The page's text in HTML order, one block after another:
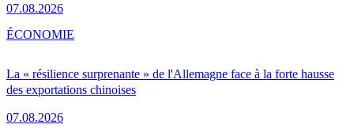
07.08.2026
La « résilience surprenante » de l'Allemagne face à la forte hausse
des exportations chinoises
07.08.2026
ÉCONOMIE